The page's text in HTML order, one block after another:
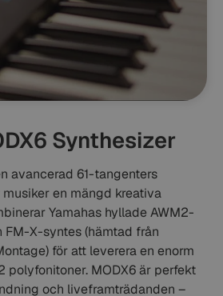
Synthesizer
avancerad 61-tangenters
en mängd kreativa
Yamahas hyllade AWM2-
X-syntes (hämtad från
för att leverera en enorm
polyfonitoner. MODX6 är perfekt
och liveframträdanden –